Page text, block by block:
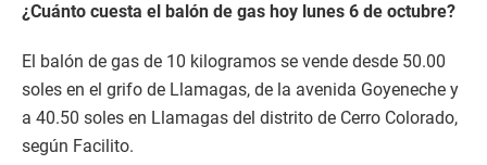
¿Cuánto cuesta el balón de gas hoy lunes 6 de octubre?
El balón de gas de 10 kilogramos se vende desde 50.00
soles en el grifo de Llamagas, de la avenida Goyeneche y
a 40.50 soles en Llamagas del distrito de Cerro Colorado,
según Facilito.